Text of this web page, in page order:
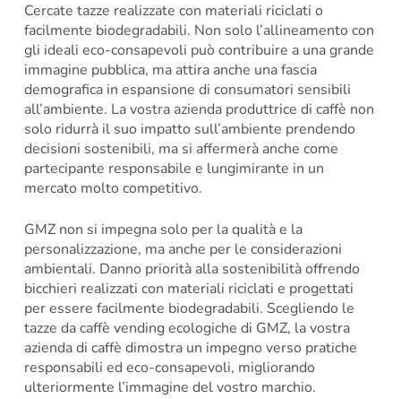
Cercate tazze realizzate con materiali riciclati o
facilmente biodegradabili. Non solo l’allineamento con
gli ideali eco-consapevoli può contribuire a una grande
immagine pubblica, ma attira anche una fascia
demografica in espansione di consumatori sensibili
all’ambiente. La vostra azienda produttrice di caffè non
solo ridurrà il suo impatto sull’ambiente prendendo
decisioni sostenibili, ma si affermerà anche come
partecipante responsabile e lungimirante in un
mercato molto competitivo.
GMZ non si impegna solo per la qualità e la
personalizzazione, ma anche per le considerazioni
ambientali. Danno priorità alla sostenibilità offrendo
bicchieri realizzati con materiali riciclati e progettati
per essere facilmente biodegradabili. Scegliendo le
tazze da caffè vending ecologiche di GMZ, la vostra
azienda di caffè dimostra un impegno verso pratiche
responsabili ed eco-consapevoli, migliorando
ulteriormente l’immagine del vostro marchio.